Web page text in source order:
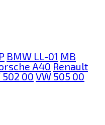
BMW LL-01 MB
A40 Renault
502 00 VW 505 00